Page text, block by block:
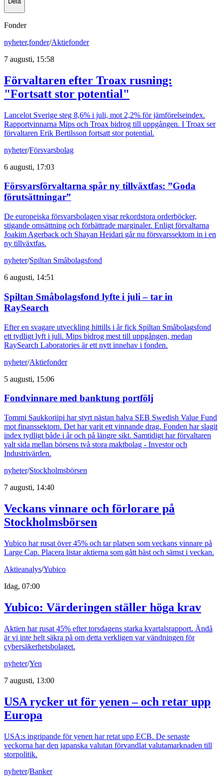
Fonder
nyheter,fonder/Aktiefonder
7 augusti, 15:58
Förvaltaren efter Troax rusning:
"Fortsatt stor potential"
Lancelot Sverige steg 8,6% i juli, mot 2,2% för jämförelseindex.
Rapportvinnarna Mips och Troax bidrog till uppgången. I Troax ser
förvaltaren Erik Bertilsson fortsatt stor potential.
nyheter/Försvarsbolag
6 augusti, 17:03
Försvarsförvaltarna spår ny tillväxtfas: ”Goda
förutsättningar”
De europeiska försvarsbolagen visar rekordstora orderböcker,
stigande omsättning och förbättrade marginaler. Enligt förvaltarna
Joakim Agerback och Shayan Heidari går nu försvarssektorn in i en
ny tillväxtfas.
nyheter/Spiltan Småbolagsfond
6 augusti, 14:51
Spiltan Småbolagsfond lyfte i juli – tar in
RaySearch
Efter en svagare utveckling hittills i år fick Spiltan Småbolagsfond
ett tydligt lyft i juli. Mips bidrog mest till uppgången, medan
RaySearch Laboratories är ett nytt innehav i fonden.
nyheter/Aktiefonder
5 augusti, 15:06
Fondvinnare med banktung portfölj
Tommi Saukkoriipi har styrt nästan halva SEB Swedish Value Fund
mot finanssektorn. Det har varit ett vinnande drag. Fonden har slagit
index tydligt både i år och på längre sikt. Samtidigt har förvaltaren
valt sida mellan börsens två stora maktbolag - Investor och
Industrivärden.
nyheter/Stockholmsbörsen
7 augusti, 14:40
Veckans vinnare och förlorare på
Stockholmsbörsen
Yubico har rusat över 45% och tar platsen som veckans vinnare på
Large Cap. Placera listar aktierna som gått bäst och sämst i veckan.
Aktieanalys/Yubico
Idag, 07:00
Yubico: Värderingen ställer höga krav
Aktien har rusat 45% efter torsdagens starka kvartalsrapport. Ändå
är vi inte helt säkra på om detta verkligen var vändningen för
cybersäkerhetsbolaget.
nyheter/Yen
7 augusti, 13:00
USA rycker ut för yenen – och retar upp
Europa
USA:s ingripande för yenen har retat upp ECB. De senaste
veckorna har den japanska valutan förvandlat valutamarknaden till
storpolitik.
nyheter/Banker